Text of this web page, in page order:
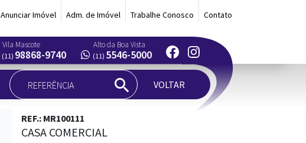
Anunciar Imóvel Adm. de Imóvel Trabalhe Conosco Contato
Vila Mascote
(11) 98868-9740
Alto da Boa Vista
(11) 5546-5000
VOLTAR
REF.: MR100111
CASA COMERCIAL